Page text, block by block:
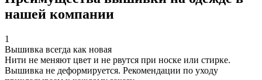
нашей компании
1
Вышивка всегда как новая
Нити не меняют цвет и не рвутся при носке или стирке.
Вышивка не деформируется. Рекомендации по уходу